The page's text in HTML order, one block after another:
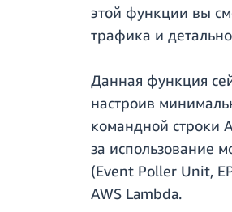
этой функции вы
трафика и
Данная функция
настроив
командной строки
за использование
(Event Poller Unit,
AWS Lambda.